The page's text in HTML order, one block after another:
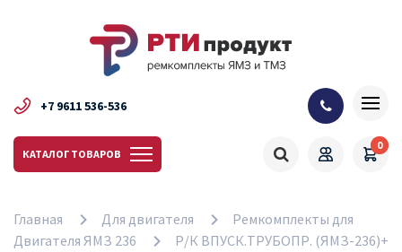
+7 9611 536-536
КАТАЛОГ ТОВАРОВ
0
Главная Для двигателя
Ремкомплекты для
Двигателя ЯМЗ 236
Р/К ВПУСК.ТРУБОПР. (ЯМЗ-236)+